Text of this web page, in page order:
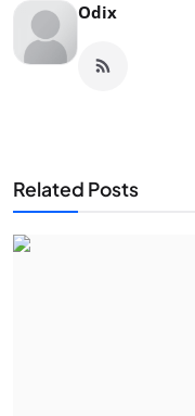
Odix
Related Posts